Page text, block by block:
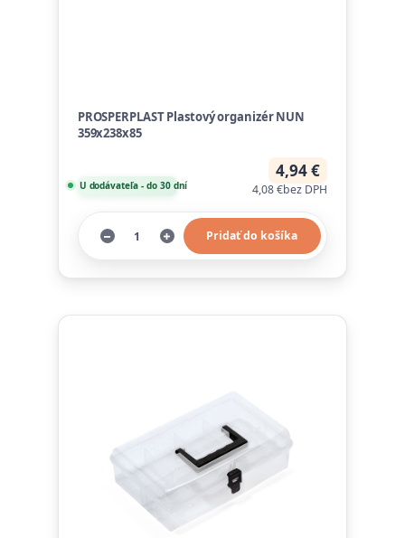
PROSPERPLAST Plastový organizér NUN
359x238x85
4,94 €
4,08 €bez DPH
U dodávateľa - do 30 dní
Pridať do košíka